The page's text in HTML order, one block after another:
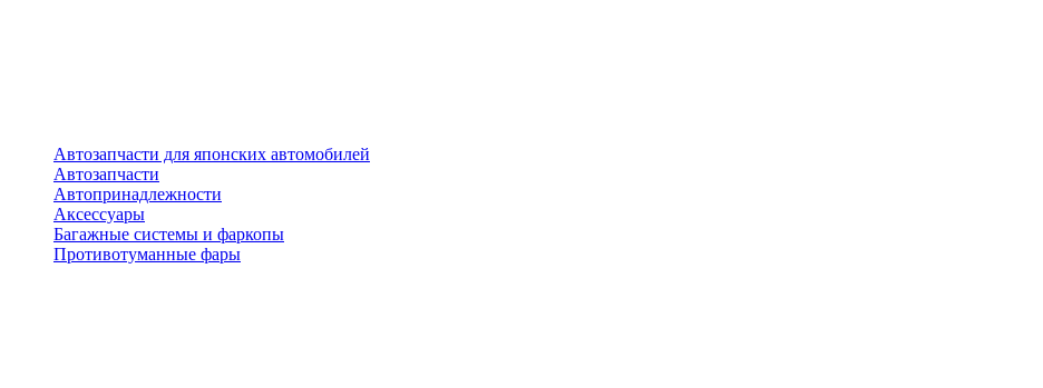
Автозапчасти для японских автомобилей
Автозапчасти
Автопринадлежности
Аксессуары
Багажные системы и фаркопы
Противотуманные фары